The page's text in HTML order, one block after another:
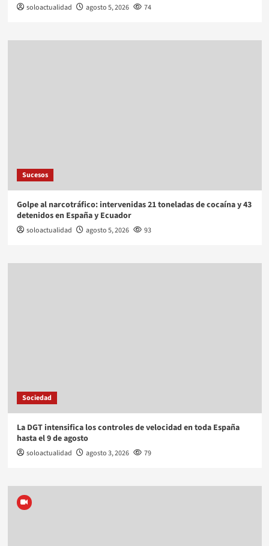
soloactualidad agosto 5, 2026 74
Sucesos
Golpe al narcotráfico: intervenidas 21 toneladas de cocaína y 43
detenidos en España y Ecuador
soloactualidad agosto 5, 2026 93
Sociedad
La DGT intensifica los controles de velocidad en toda España
hasta el 9 de agosto
soloactualidad agosto 3, 2026 79